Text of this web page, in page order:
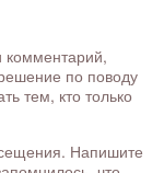
комментарий,
по поводу
тем, кто только
Напишите